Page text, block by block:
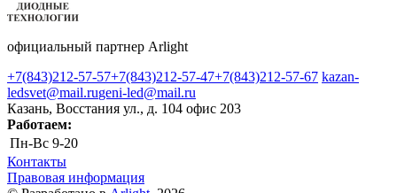
официальный партнер Arlight
+7(843)212-57-57+7(843)212-57-47+7(843)212-57-67 kazan-
ledsvet@mail.rugeni-led@mail.ru
Казань, Восстания ул., д. 104 офис 203
Работаем:
Пн-Вс 9-20
Контакты
Правовая информация